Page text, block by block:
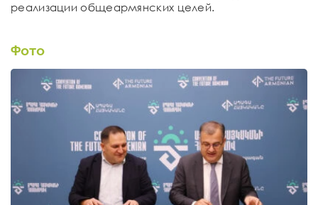
реализации общеармянских целей.
Фото